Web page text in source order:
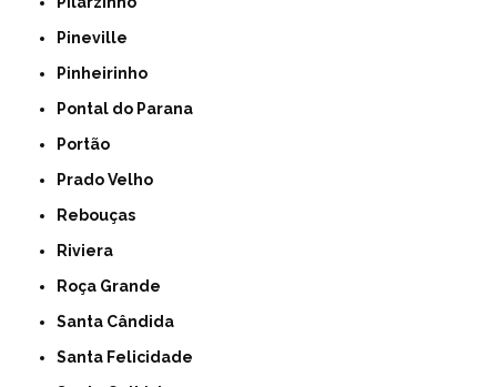
Pineville
Pinheirinho
Pontal do Parana
Portão
Prado Velho
Rebouças
Riviera
Roça Grande
Santa Cândida
Santa Felicidade